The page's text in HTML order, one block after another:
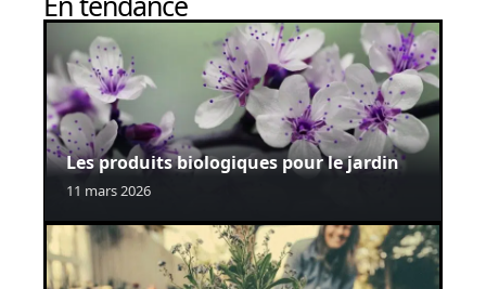
Les produits biologiques pour le jardin
11 mars 2026